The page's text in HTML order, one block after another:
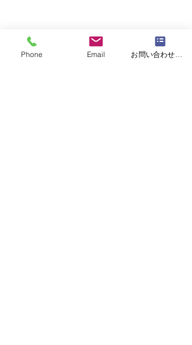
Phone Email